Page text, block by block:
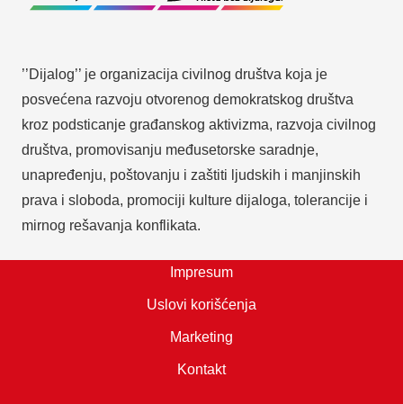
’’Dijalog’’ je organizacija civilnog društva koja je
posvećena razvoju otvorenog demokratskog društva
kroz podsticanje građanskog aktivizma, razvoja civilnog
društva, promovisanju međusetorske saradnje,
unapređenju, poštovanju i zaštiti ljudskih i manjinskih
prava i sloboda, promociji kulture dijaloga, tolerancije i
mirnog rešavanja konflikata.
Impresum
Uslovi korišćenja
Marketing
Kontakt